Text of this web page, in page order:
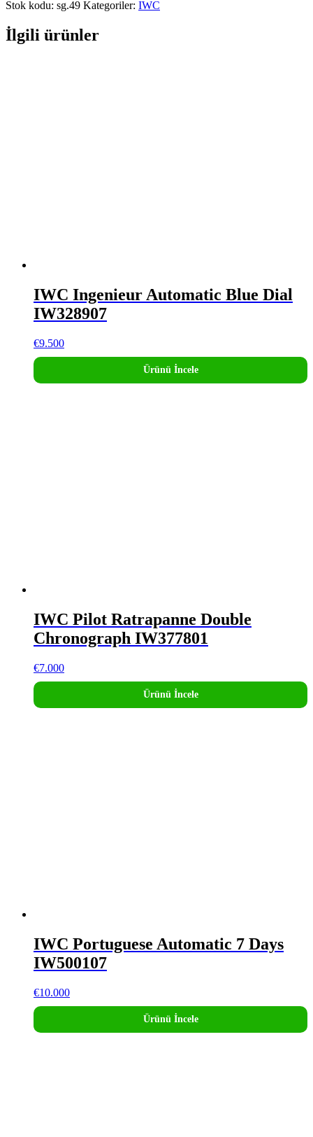
Stok kodu: sg.49 Kategoriler: IWC
İlgili ürünler
IWC Ingenieur Automatic Blue Dial
IW328907
€9.500
Ürünü İncele
IWC Pilot Ratrapanne Double
Chronograph IW377801
€7.000
Ürünü İncele
IWC Portuguese Automatic 7 Days
IW500107
€10.000
Ürünü İncele